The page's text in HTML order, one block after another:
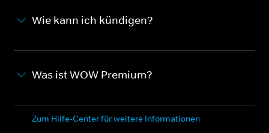
Wie kann ich kündigen?
Was ist WOW Premium?
Zum Hilfe-Center für weitere Informationen